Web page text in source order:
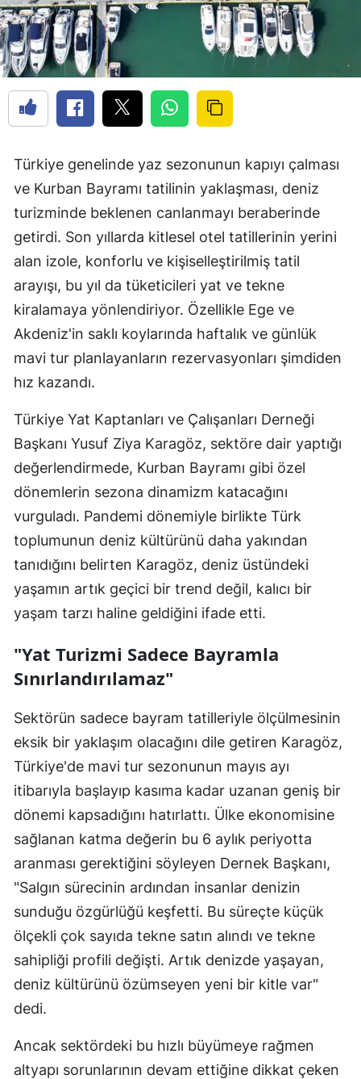
Türkiye genelinde yaz sezonunun kapıyı çalması
ve Kurban Bayramı tatilinin yaklaşması, deniz
turizminde beklenen canlanmayı beraberinde
getirdi. Son yıllarda kitlesel otel tatillerinin yerini
alan izole, konforlu ve kişiselleştirilmiş tatil
arayışı, bu yıl da tüketicileri yat ve tekne
kiralamaya yönlendiriyor. Özellikle Ege ve
Akdeniz'in saklı koylarında haftalık ve günlük
mavi tur planlayanların rezervasyonları şimdiden
hız kazandı.
Türkiye Yat Kaptanları ve Çalışanları Derneği
Başkanı Yusuf Ziya Karagöz, sektöre dair yaptığı
değerlendirmede, Kurban Bayramı gibi özel
dönemlerin sezona dinamizm katacağını
vurguladı. Pandemi dönemiyle birlikte Türk
toplumunun deniz kültürünü daha yakından
tanıdığını belirten Karagöz, deniz üstündeki
yaşamın artık geçici bir trend değil, kalıcı bir
yaşam tarzı haline geldiğini ifade etti.
"Yat Turizmi Sadece Bayramla
Sınırlandırılamaz"
Sektörün sadece bayram tatilleriyle ölçülmesinin
eksik bir yaklaşım olacağını dile getiren Karagöz,
Türkiye'de mavi tur sezonunun mayıs ayı
itibarıyla başlayıp kasıma kadar uzanan geniş bir
dönemi kapsadığını hatırlattı. Ülke ekonomisine
sağlanan katma değerin bu 6 aylık periyotta
aranması gerektiğini söyleyen Dernek Başkanı,
"Salgın sürecinin ardından insanlar denizin
sunduğu özgürlüğü keşfetti. Bu süreçte küçük
ölçekli çok sayıda tekne satın alındı ve tekne
sahipliği profili değişti. Artık denizde yaşayan,
deniz kültürünü özümseyen yeni bir kitle var"
dedi.
Ancak sektördeki bu hızlı büyümeye rağmen
altyapı sorunlarının devam ettiğine dikkat çeken